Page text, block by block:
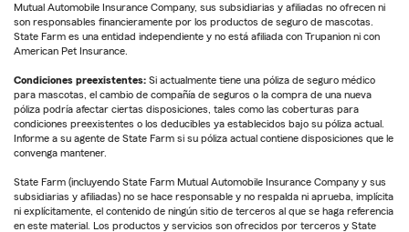
Mutual Automobile Insurance Company, sus subsidiarias y afiliadas no ofrecen ni
son responsables financieramente por los productos de seguro de mascotas.
State Farm es una entidad independiente y no está afiliada con Trupanion ni con
American Pet Insurance.
Condiciones preexistentes: Si actualmente tiene una póliza de seguro médico
para mascotas, el cambio de compañía de seguros o la compra de una nueva
póliza podría afectar ciertas disposiciones, tales como las coberturas para
condiciones preexistentes o los deducibles ya establecidos bajo su póliza actual.
Informe a su agente de State Farm si su póliza actual contiene disposiciones que le
convenga mantener.
State Farm (incluyendo State Farm Mutual Automobile Insurance Company y sus
subsidiarias y afiliadas) no se hace responsable y no respalda ni aprueba, implícita
ni explícitamente, el contenido de ningún sitio de terceros al que se haga referencia
en este material. Los productos y servicios son ofrecidos por terceros y State